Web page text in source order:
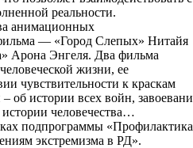
реальности.
анимационных
— «Город Слепых» Нитайя
Арона Энгеля. Два фильма
жизни, ее
чувствительности к краскам
об истории всех войн,
человечества…
подпрограммы
экстремизма в РД».